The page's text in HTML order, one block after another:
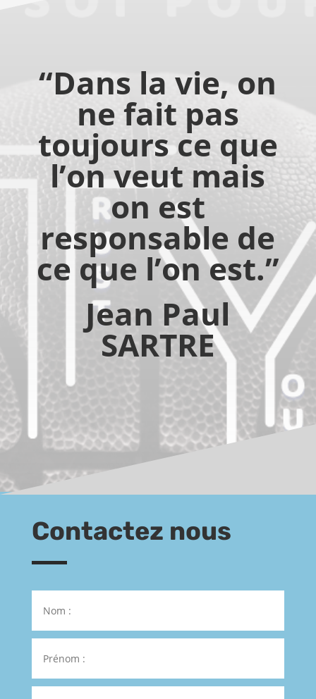
“Dans la vie, on
ne fait pas
toujours ce que
l’on veut mais
on est
responsable de
ce que l’on est.”
Jean Paul
SARTRE
Contactez nous